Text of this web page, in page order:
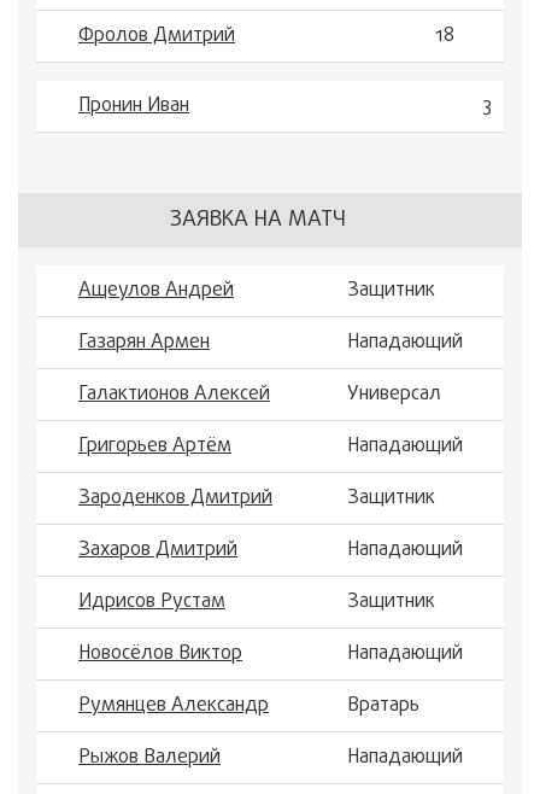
Фролов Дмитрий
18
Пронин Иван 3
ЗАЯВКА НА МАТЧ
Ащеулов Андрей
Защитник
Газарян Армен
Нападающий
Галактионов Алексей
Универсал
Григорьев Артём
Нападающий
Зароденков Дмитрий
Защитник
Захаров Дмитрий
Нападающий
Идрисов Рустам
Защитник
Новосёлов Виктор
Нападающий
Румянцев Александр
Вратарь
Рыжов Валерий
Нападающий